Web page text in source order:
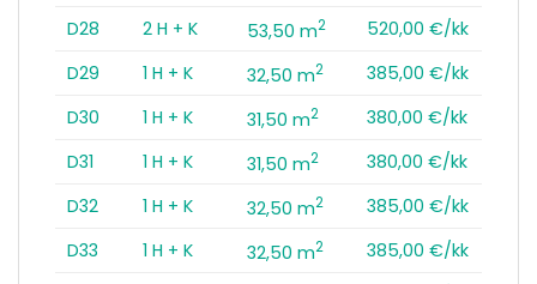
D28
2 H + K 53,50 m2
520,00 €/kk
D29
1 H + K 32,50 m2
385,00 €/kk
D30
1 H + K 31,50 m2
380,00 €/kk
D31
1 H + K 31,50 m2
380,00 €/kk
D32
1 H + K 32,50 m2
385,00 €/kk
D33
1 H + K 32,50 m2
385,00 €/kk